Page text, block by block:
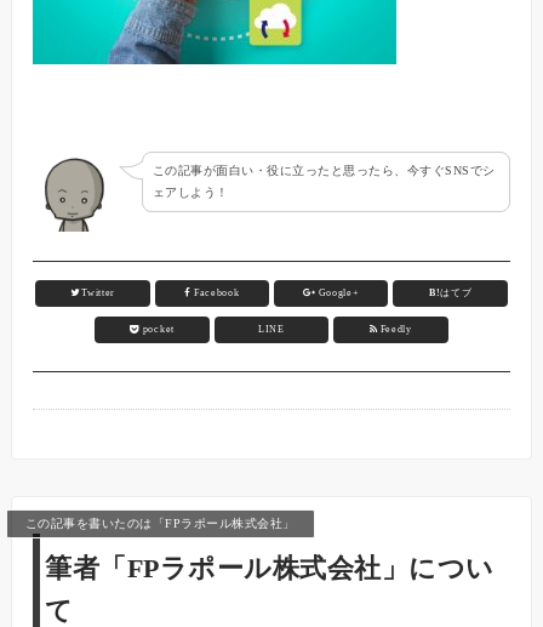
この記事が面白い・役に立ったと思ったら、今すぐSNSでシ
ェアしよう！
Twitter Facebook Google+ B!はてブ
pocket LINE Feedly
この記事を書いたのは「FPラポール株式会社」
筆者「FPラポール株式会社」につい
て